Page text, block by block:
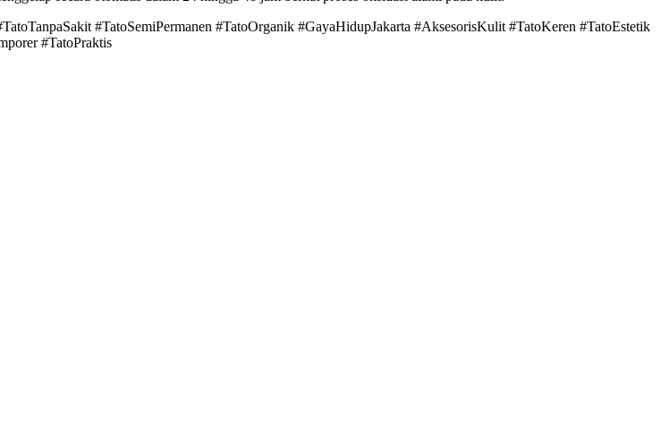
#TatoSemiPermanen #TatoOrganik #GayaHidupJakarta #AksesorisKulit #TatoKeren #TatoEstetik
#TatoPraktis